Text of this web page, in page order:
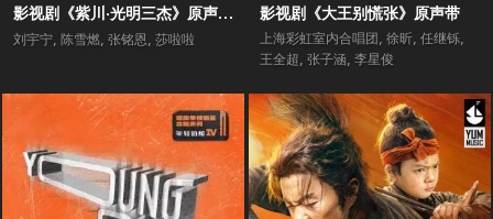
影视剧《紫川·光明三杰》原声专辑
刘宇宁, 陈雪燃, 张铭恩, 莎啦啦
影视剧《大王别慌张》原声带
上海彩虹室内合唱团 , 徐昕, 任继铄,
王全超, 张子涵, 李星俊